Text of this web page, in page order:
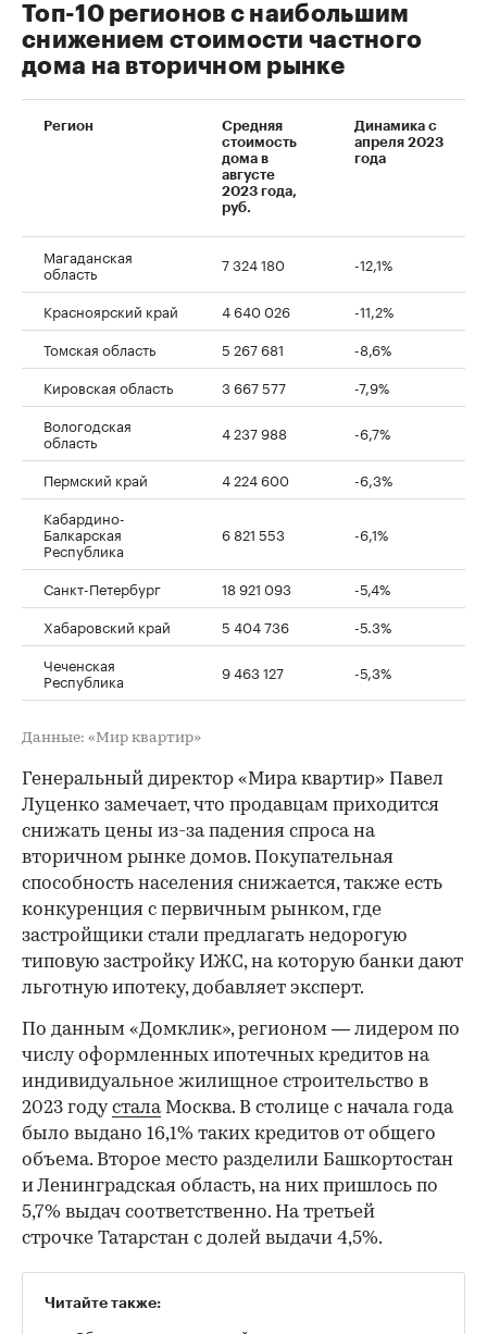
00:00
Топ-10 регионов с наибольшим
снижением стоимости частного
дома на вторичном рынке
Регион
Средняя
стоимость
дома в
августе
2023 года,
руб.
Динамика с
апреля 2023
года
Магаданская
область 7 324 180 -12,1%
Красноярский край 4 640 026
-11,2%
Томская область
5 267 681
-8,6%
Кировская область
3 667 577
-7,9%
Вологодская
область 4 237 988 -6,7%
Пермский край 4 224 600
-6,3%
Кабардино-
Балкарская
Республика
6 821 553 -6,1%
Санкт-Петербург 18 921 093
-5,4%
Хабаровский край
5 404 736
-5.3%
Чеченская
Республика 9 463 127 -5,3%
Данные: «Мир квартир»
Генеральный директор «Мира квартир» Павел
Луценко замечает, что продавцам приходится
снижать цены из-за падения спроса на
вторичном рынке домов. Покупательная
способность населения снижается, также есть
конкуренция с первичным рынком, где
застройщики стали предлагать недорогую
типовую застройку ИЖС, на которую банки дают
льготную ипотеку, добавляет эксперт.
По данным «Домклик», регионом — лидером по
числу оформленных ипотечных кредитов на
индивидуальное жилищное строительство в
2023 годусталаМосква. В столице с начала года
было выдано 16,1% таких кредитов от общего
объема. Второе место разделили Башкортостан
и Ленинградская область, на них пришлось по
5,7% выдач соответственно. На третьей
строчке Татарстан с долей выдачи 4,5%.
Читайте также: